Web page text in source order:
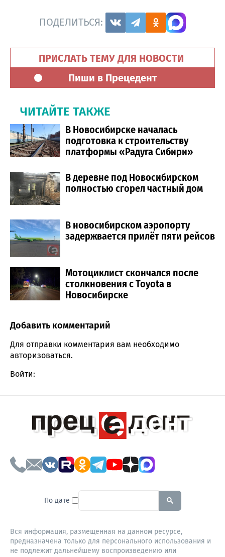
ПОДЕЛИТЬСЯ:
ПРИСЛАТЬ ТЕМУ ДЛЯ НОВОСТИ
Пиши в Прецедент
ЧИТАЙТЕ ТАКЖЕ
В Новосибирске началась
подготовка к строительству
платформы «Радуга Сибири»
В деревне под Новосибирском
полностью сгорел частный дом
В новосибирском аэропорту
задержвается прилёт пяти рейсов
Мотоциклист скончался после
столкновения с Toyota в
Новосибирске
Comment section
Добавить комментарий
Для отправки комментария вам необходимо
авторизоваться.
Войти:
По дате To search this site, enter a
Вся информация, размещенная на данном ресурсе,
предназначена только для персонального использования и
не подлежит дальнейшему воспроизведению или